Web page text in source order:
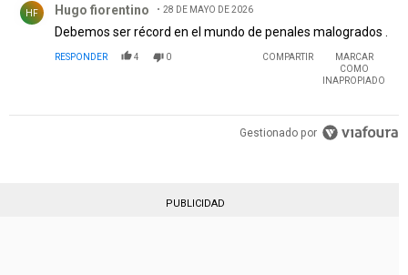
HF Hugo fiorentino 28 DE MAYO DE 2026
Debemos ser récord en el mundo de penales malogrados .
RESPONDER 4 0 COMPARTIR
MARCAR
COMO
INAPROPIADO
Gestionado por
PUBLICIDAD